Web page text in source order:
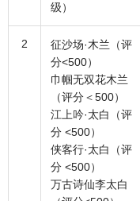
级）
2
征沙场·木兰（评
分<500）
巾帼无双花木兰
（评分＜500）
江上吟·太白（评
分 <500）
侠客行·太白（评
分 <500）
万古诗仙李太白